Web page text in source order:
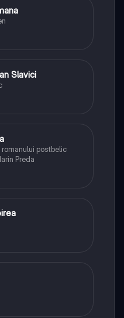
Slavici
postbelic
Preda